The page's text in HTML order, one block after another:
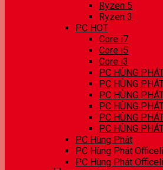
Ryzen 5
Ryzen 3
PC HOT
Core i7
Core i5
Core i3
PC HÙNG
PC HÙNG
PC HÙNG
PC HÙNG
PC HÙNG
PC HÙNG
PC Hùng Phát
PC Hùng Phát
PC Hùng Phát